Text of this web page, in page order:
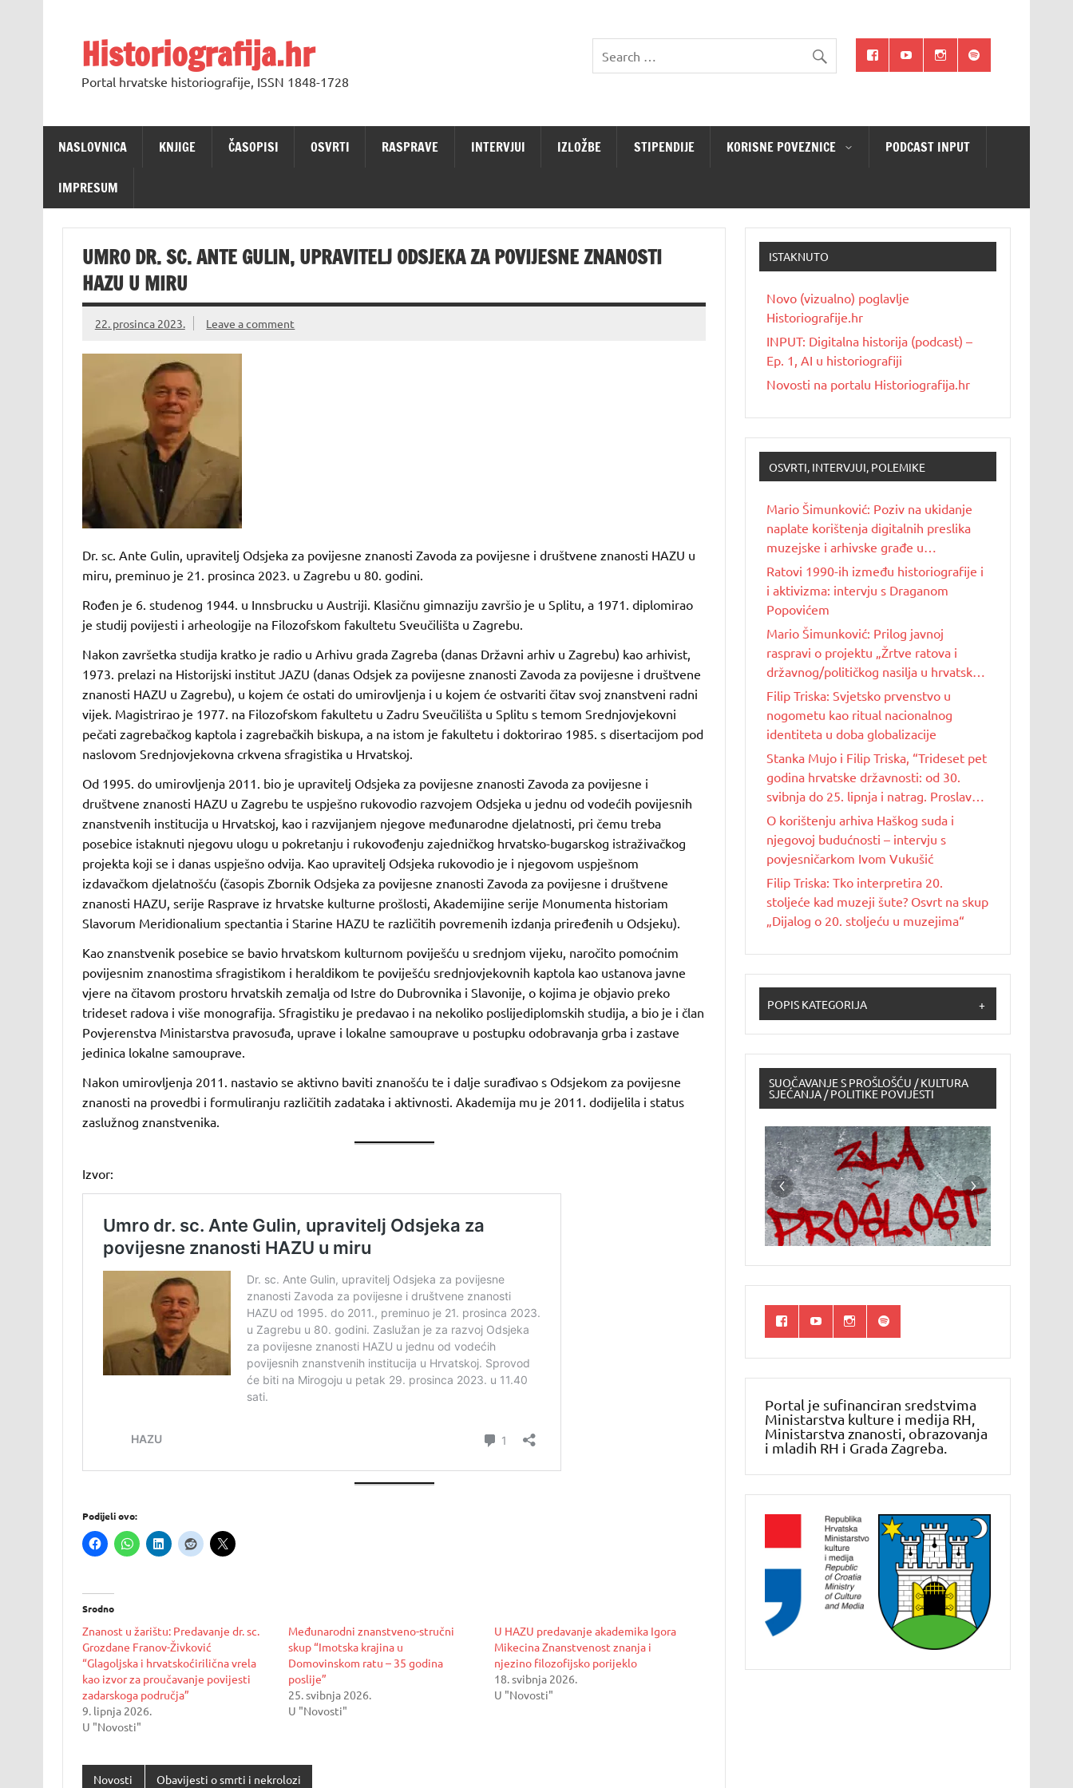
Historiografija.hr
Portal hrvatske historiografije, ISSN 1848-1728
NASLOVNICA KNJIGE ČASOPISI OSVRTI RASPRAVE INTERVJUI IZLOŽBE STIPENDIJE KORISNE POVEZNICE PODCAST INPUT
IMPRESUM
UMRO DR. SC. ANTE GULIN, UPRAVITELJ ODSJEKA ZA POVIJESNE ZNANOSTI
HAZU U MIRU
22. prosinca 2023. Leave a comment
Dr. sc. Ante Gulin, upravitelj Odsjeka za povijesne znanosti Zavoda za povijesne i društvene znanosti HAZU u
miru, preminuo je 21. prosinca 2023. u Zagrebu u 80. godini.
Rođen je 6. studenog 1944. u Innsbrucku u Austriji. Klasičnu gimnaziju završio je u Splitu, a 1971. diplomirao
je studij povijesti i arheologije na Filozofskom fakultetu Sveučilišta u Zagrebu.
Nakon završetka studija kratko je radio u Arhivu grada Zagreba (danas Državni arhiv u Zagrebu) kao arhivist,
1973. prelazi na Historijski institut JAZU (danas Odsjek za povijesne znanosti Zavoda za povijesne i društvene
znanosti HAZU u Zagrebu), u kojem će ostati do umirovljenja i u kojem će ostvariti čitav svoj znanstveni radni
vijek. Magistrirao je 1977. na Filozofskom fakultetu u Zadru Sveučilišta u Splitu s temom Srednjovjekovni
pečati zagrebačkog kaptola i zagrebačkih biskupa, a na istom je fakultetu i doktorirao 1985. s disertacijom pod
naslovom Srednjovjekovna crkvena sfragistika u Hrvatskoj.
Od 1995. do umirovljenja 2011. bio je upravitelj Odsjeka za povijesne znanosti Zavoda za povijesne i
društvene znanosti HAZU u Zagrebu te uspješno rukovodio razvojem Odsjeka u jednu od vodećih povijesnih
znanstvenih institucija u Hrvatskoj, kao i razvijanjem njegove međunarodne djelatnosti, pri čemu treba
posebice istaknuti njegovu ulogu u pokretanju i rukovođenju zajedničkog hrvatsko-bugarskog istraživačkog
projekta koji se i danas uspješno odvija. Kao upravitelj Odsjeka rukovodio je i njegovom uspješnom
izdavačkom djelatnošću (časopis Zbornik Odsjeka za povijesne znanosti Zavoda za povijesne i društvene
znanosti HAZU, serije Rasprave iz hrvatske kulturne prošlosti, Akademijine serije Monumenta historiam
Slavorum Meridionalium spectantia i Starine HAZU te različitih povremenih izdanja priređenih u Odsjeku).
Kao znanstvenik posebice se bavio hrvatskom kulturnom poviješću u srednjom vijeku, naročito pomoćnim
povijesnim znanostima sfragistikom i heraldikom te poviješću srednjovjekovnih kaptola kao ustanova javne
vjere na čitavom prostoru hrvatskih zemalja od Istre do Dubrovnika i Slavonije, o kojima je objavio preko
trideset radova i više monografija. Sfragistiku je predavao i na nekoliko poslijediplomskih studija, a bio je i član
Povjerenstva Ministarstva pravosuđa, uprave i lokalne samouprave u postupku odobravanja grba i zastave
jedinica lokalne samouprave.
Nakon umirovljenja 2011. nastavio se aktivno baviti znanošću te i dalje surađivao s Odsjekom za povijesne
znanosti na provedbi i formuliranju različitih zadataka i aktivnosti. Akademija mu je 2011. dodijelila i status
zaslužnog znanstvenika.
Izvor:
Podijeli ovo:
Srodno
Znanost u žarištu: Predavanje dr. sc.
Grozdane Franov-Živković
“Glagoljska i hrvatskoćirilična vrela
kao izvor za proučavanje povijesti
zadarskoga područja”
9. lipnja 2026.
U "Novosti"
Međunarodni znanstveno-stručni
skup “Imotska krajina u
Domovinskom ratu – 35 godina
poslije”
25. svibnja 2026.
U "Novosti"
U HAZU predavanje akademika Igora
Mikecina Znanstvenost znanja i
njezino filozofijsko porijeklo
18. svibnja 2026.
U "Novosti"
Novosti Obavijesti o smrti i nekrolozi
ISTAKNUTO
Novo (vizualno) poglavlje
Historiografije.hr
INPUT: Digitalna historija (podcast) –
Ep. 1, AI u historiografiji
Novosti na portalu Historiografija.hr
OSVRTI, INTERVJUI, POLEMIKE
Mario Šimunković: Poziv na ukidanje
naplate korištenja digitalnih preslika
muzejske i arhivske građe u
nekomercijalne svrhe
Ratovi 1990-ih između historiografije i
i aktivizma: intervju s Draganom
Popovićem
Mario Šimunković: Prilog javnoj
raspravi o projektu „Žrtve ratova i
državnog/političkog nasilja u hrvatskoj
povijesti 20. stoljeća“
Filip Triska: Svjetsko prvenstvo u
nogometu kao ritual nacionalnog
identiteta u doba globalizacije
Stanka Mujo i Filip Triska, “Trideset pet
godina hrvatske državnosti: od 30.
svibnja do 25. lipnja i natrag. Proslave
Dana državnosti u Republici Hrvatskoj
od 1990. do 2025. godine”
O korištenju arhiva Haškog suda i
njegovoj budućnosti – intervju s
povjesničarkom Ivom Vukušić
Filip Triska: Tko interpretira 20.
stoljeće kad muzeji šute? Osvrt na skup
„Dijalog o 20. stoljeću u muzejima“
POPIS KATEGORIJA +
SUOČAVANJE S PROŠLOŠĆU / KULTURA
SJEĆANJA / POLITIKE POVIJESTI
Portal je sufinanciran sredstvima
Ministarstva kulture i medija RH,
Ministarstva znanosti, obrazovanja
i mladih RH i Grada Zagreba.